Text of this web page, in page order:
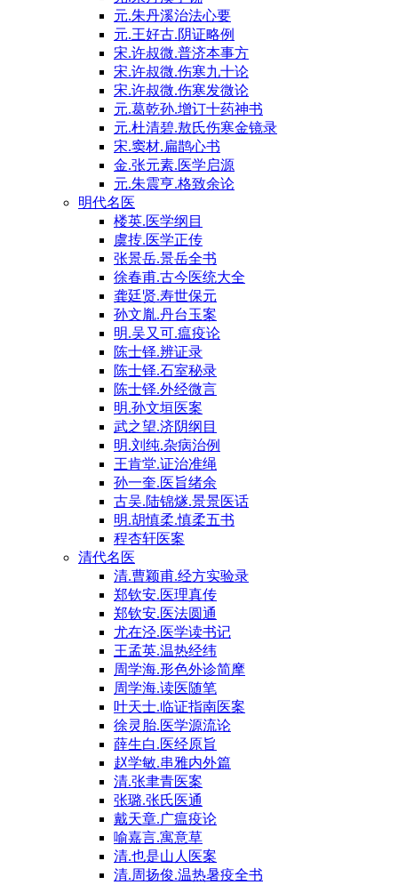
元.朱丹溪治法心要
元.王好古.阴证略例
宋.许叔微.普济本事方
宋.许叔微.伤寒九十论
宋.许叔微.伤寒发微论
元.葛乾孙.增订十药神书
元.杜清碧.敖氏伤寒金镜录
宋.窦材.扁鹊心书
金.张元素.医学启源
元.朱震亨.格致余论
明代名医
楼英.医学纲目
虞抟.医学正传
张景岳.景岳全书
徐春甫.古今医统大全
龚廷贤.寿世保元
孙文胤.丹台玉案
明.吴又可.瘟疫论
陈士铎.辨证录
陈士铎.石室秘录
陈士铎.外经微言
明.孙文垣医案
武之望.济阴纲目
明.刘纯.杂病治例
王肯堂.证治准绳
孙一奎.医旨绪余
古吴.陆锦燧.景景医话
明.胡慎柔.慎柔五书
程杏轩医案
清代名医
清.曹颖甫.经方实验录
郑钦安.医理真传
郑钦安.医法圆通
尤在泾.医学读书记
王孟英.温热经纬
周学海.形色外诊简摩
周学海.读医随笔
叶天士.临证指南医案
徐灵胎.医学源流论
薛生白.医经原旨
赵学敏.串雅内外篇
清.张聿青医案
张璐.张氏医通
戴天章.广瘟疫论
喻嘉言.寓意草
清.也是山人医案
清.周扬俊.温热暑疫全书